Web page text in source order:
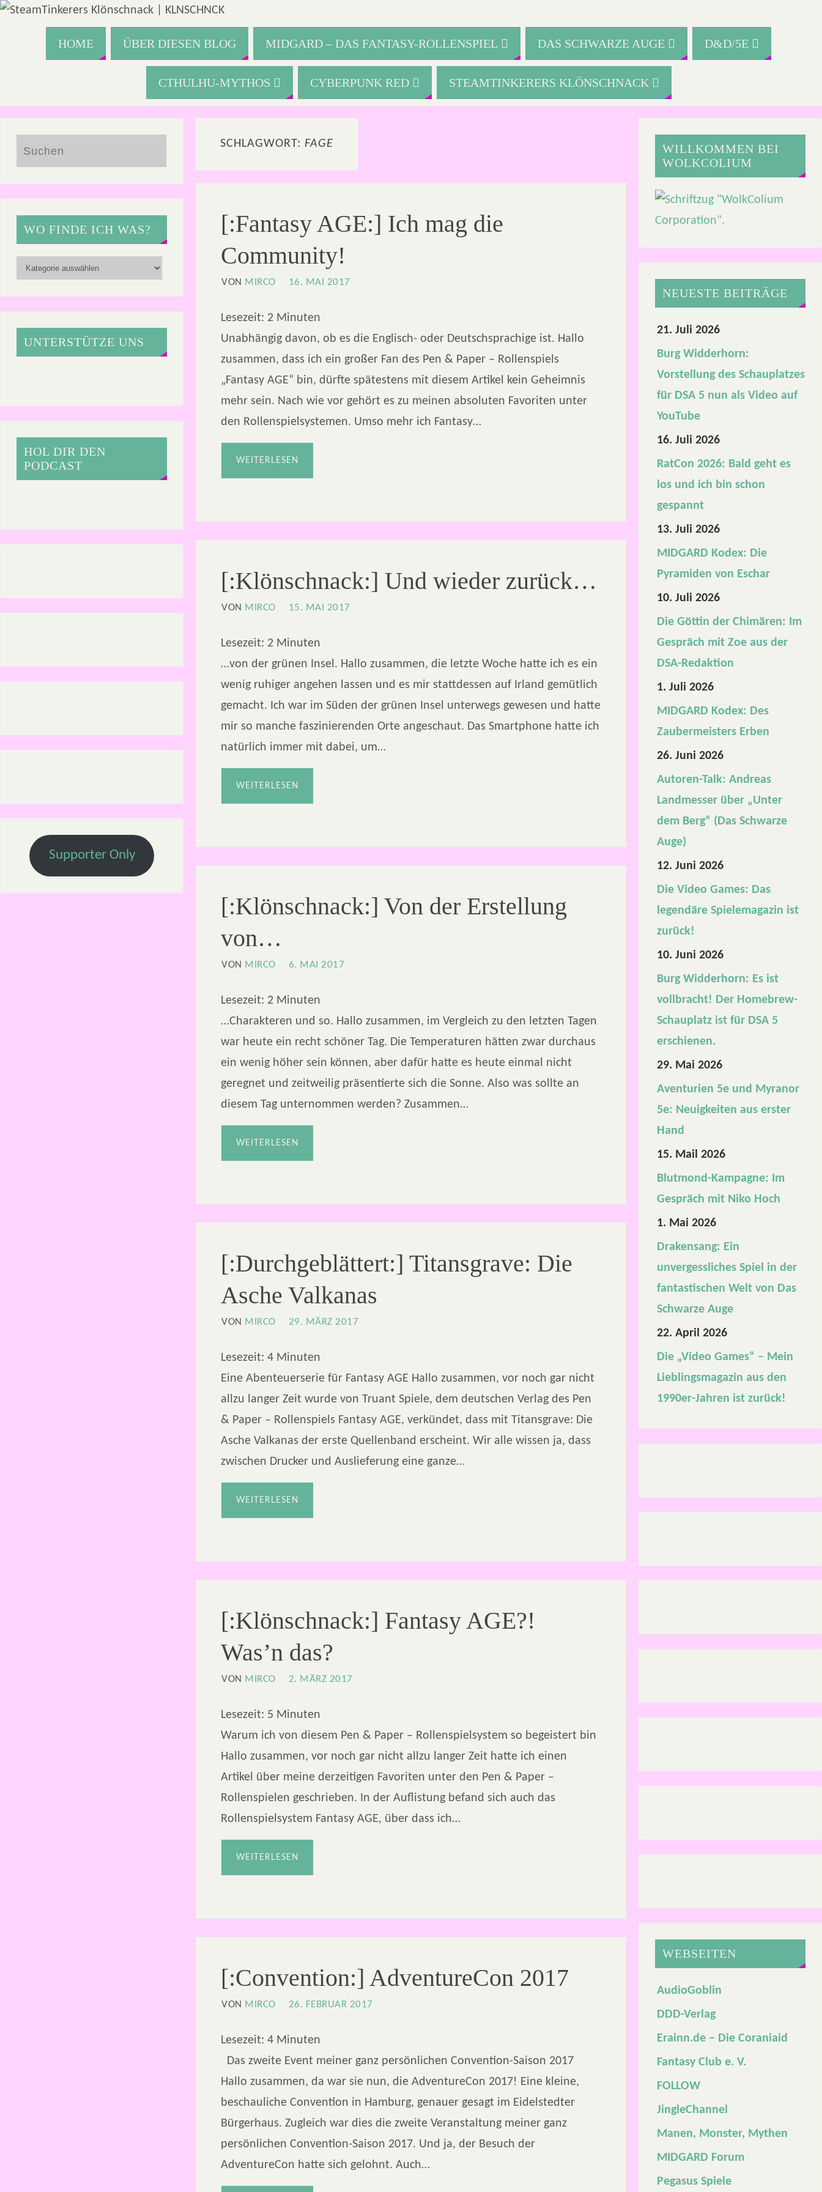
HOME ÜBER DIESEN BLOG MIDGARD – DAS FANTASY-ROLLENSPIEL DAS SCHWARZE AUGE D&D/5E
CTHULHU-MYTHOS CYBERPUNK RED STEAMTINKERERS KLÖNSCHNACK
SCHLAGWORT: FAGE
[:Fantasy AGE:] Ich mag die
Community!
VON MIRCO 16. MAI 2017
Lesezeit: 2 Minuten
Unabhängig davon, ob es die Englisch- oder Deutschsprachige ist. Hallo
zusammen, dass ich ein großer Fan des Pen & Paper – Rollenspiels
„Fantasy AGE“ bin, dürfte spätestens mit diesem Artikel kein Geheimnis
mehr sein. Nach wie vor gehört es zu meinen absoluten Favoriten unter
den Rollenspielsystemen. Umso mehr ich Fantasy…
WEITERLESEN
[:Klönschnack:] Und wieder zurück…
VON MIRCO 15. MAI 2017
Lesezeit: 2 Minuten
…von der grünen Insel. Hallo zusammen, die letzte Woche hatte ich es ein
wenig ruhiger angehen lassen und es mir stattdessen auf Irland gemütlich
gemacht. Ich war im Süden der grünen Insel unterwegs gewesen und hatte
mir so manche faszinierenden Orte angeschaut. Das Smartphone hatte ich
natürlich immer mit dabei, um…
WEITERLESEN
[:Klönschnack:] Von der Erstellung
von…
VON MIRCO 6. MAI 2017
Lesezeit: 2 Minuten
…Charakteren und so. Hallo zusammen, im Vergleich zu den letzten Tagen
war heute ein recht schöner Tag. Die Temperaturen hätten zwar durchaus
ein wenig höher sein können, aber dafür hatte es heute einmal nicht
geregnet und zeitweilig präsentierte sich die Sonne. Also was sollte an
diesem Tag unternommen werden? Zusammen…
WEITERLESEN
[:Durchgeblättert:] Titansgrave: Die
Asche Valkanas
VON MIRCO 29. MÄRZ 2017
Lesezeit: 4 Minuten
Eine Abenteuerserie für Fantasy AGE Hallo zusammen, vor noch gar nicht
allzu langer Zeit wurde von Truant Spiele, dem deutschen Verlag des Pen
& Paper – Rollenspiels Fantasy AGE, verkündet, dass mit Titansgrave: Die
Asche Valkanas der erste Quellenband erscheint. Wir alle wissen ja, dass
zwischen Drucker und Auslieferung eine ganze…
WEITERLESEN
[:Klönschnack:] Fantasy AGE?!
Was’n das?
VON MIRCO 2. MÄRZ 2017
Lesezeit: 5 Minuten
Warum ich von diesem Pen & Paper – Rollenspielsystem so begeistert bin
Hallo zusammen, vor noch gar nicht allzu langer Zeit hatte ich einen
Artikel über meine derzeitigen Favoriten unter den Pen & Paper –
Rollenspielen geschrieben. In der Auflistung befand sich auch das
Rollenspielsystem Fantasy AGE, über dass ich…
WEITERLESEN
[:Convention:] AdventureCon 2017
VON MIRCO 26. FEBRUAR 2017
Lesezeit: 4 Minuten
Das zweite Event meiner ganz persönlichen Convention-Saison 2017
Hallo zusammen, da war sie nun, die AdventureCon 2017! Eine kleine,
beschauliche Convention in Hamburg, genauer gesagt im Eidelstedter
Bürgerhaus. Zugleich war dies die zweite Veranstaltung meiner ganz
persönlichen Convention-Saison 2017. Und ja, der Besuch der
AdventureCon hatte sich gelohnt. Auch…
WO FINDE ICH WAS?
UNTERSTÜTZE UNS
HOL DIR DEN
PODCAST
Supporter Only
WILLKOMMEN BEI
WOLKCOLIUM
NEUESTE BEITRÄGE
21. Juli 2026
Burg Widderhorn:
Vorstellung des Schauplatzes
für DSA 5 nun als Video auf
YouTube
16. Juli 2026
RatCon 2026: Bald geht es
los und ich bin schon
gespannt
13. Juli 2026
MIDGARD Kodex: Die
Pyramiden von Eschar
10. Juli 2026
Die Göttin der Chimären: Im
Gespräch mit Zoe aus der
DSA-Redaktion
1. Juli 2026
MIDGARD Kodex: Des
Zaubermeisters Erben
26. Juni 2026
Autoren-Talk: Andreas
Landmesser über „Unter
dem Berg“ (Das Schwarze
Auge)
12. Juni 2026
Die Video Games: Das
legendäre Spielemagazin ist
zurück!
10. Juni 2026
Burg Widderhorn: Es ist
vollbracht! Der Homebrew-
Schauplatz ist für DSA 5
erschienen.
29. Mai 2026
Aventurien 5e und Myranor
5e: Neuigkeiten aus erster
Hand
15. Mail 2026
Blutmond-Kampagne: Im
Gespräch mit Niko Hoch
1. Mai 2026
Drakensang: Ein
unvergessliches Spiel in der
fantastischen Welt von Das
Schwarze Auge
22. April 2026
Die „Video Games“ – Mein
Lieblingsmagazin aus den
1990er-Jahren ist zurück!
WEBSEITEN
AudioGoblin
DDD-Verlag
Erainn.de – Die Coraniaid
Fantasy Club e. V.
FOLLOW
JingleChannel
Manen, Monster, Mythen
MIDGARD Forum
Pegasus Spiele